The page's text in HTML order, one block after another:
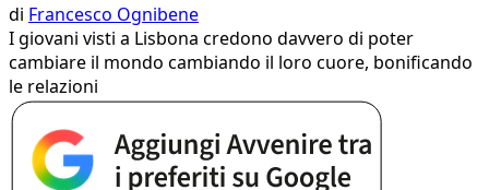
di Francesco Ognibene
I giovani visti a Lisbona credono davvero di poter
cambiare il mondo cambiando il loro cuore, bonificando
le relazioni